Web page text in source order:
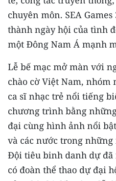
chuyên môn. SEA
thành ngày hội của tình
một Đông Nam Á mạnh
Lễ bế mạc mở màn với
chào cờ Việt Nam, nhóm
ca sĩ nhạc trẻ nổi tiếng
chương trình bằng
đại cùng hình ảnh nổi
và các nước trong
Đội tiêu binh danh dự đã
có đoàn thể thao dự đại